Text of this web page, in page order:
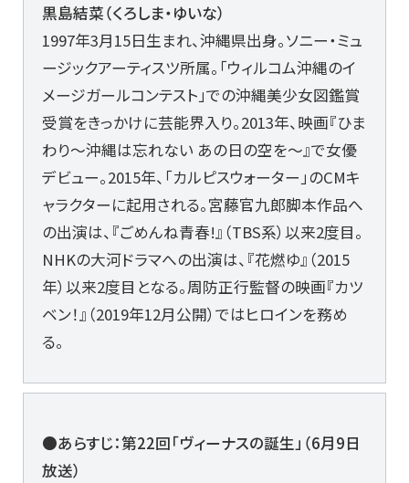
黒島結菜（くろしま・ゆいな）
1997年3月15日生まれ、沖縄県出身。ソニー・ミュ
ージックアーティスツ所属。「ウィルコム沖縄のイ
メージガールコンテスト」での沖縄美少女図鑑賞
受賞をきっかけに芸能界入り。2013年、映画『ひま
わり～沖縄は忘れない あの日の空を～』で女優
デビュー。2015年、「カルピスウォーター」のCMキ
ャラクターに起用される。宮藤官九郎脚本作品へ
の出演は、『ごめんね青春!』（TBS系）以来2度目。
NHKの大河ドラマへの出演は、『花燃ゆ』（2015
年）以来2度目となる。周防正行監督の映画『カツ
ベン！』（2019年12月公開）ではヒロインを務め
る。
●あらすじ：第22回「ヴィーナスの誕生」（6月9日
放送）